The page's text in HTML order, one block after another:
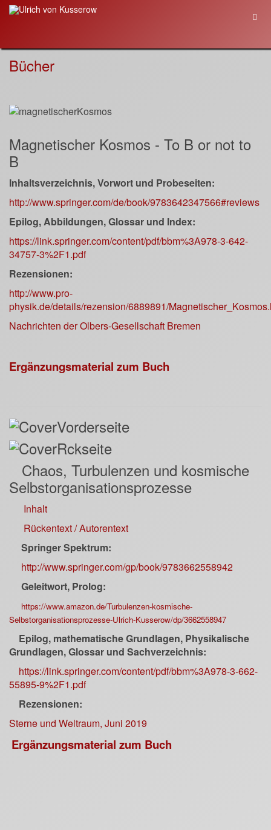
Bücher
Magnetischer Kosmos - To B or not to
B
Inhaltsverzeichnis, Vorwort und Probeseiten:
http://www.springer.com/de/book/9783642347566#reviews
Epilog, Abbildungen, Glossar und Index:
https://link.springer.com/content/pdf/bbm%3A978-3-642-
34757-3%2F1.pdf
Rezensionen:
http://www.pro-
physik.de/details/rezension/6889891/
Nachrichten der Olbers-Gesellschaft Bremen
Ergänzungsmaterial zum Buch
Chaos, Turbulenzen und kosmische
Selbstorganisationsprozesse
Inhalt
Rückentext / Autorentext
Springer Spektrum:
http://www.springer.com/gp/book/9783662558942
Geleitwort, Prolog:
https://www.amazon.de/Turbulenzen-kosmische-
Selbstorganisationsprozesse-Ulrich-Kusserow/dp/3662558947
Epilog, mathematische Grundlagen, Physikalische
Grundlagen, Glossar und Sachverzeichnis:
https://link.springer.com/content/pdf/bbm%3A978-3-662-
55895-9%2F1.pdf
Rezensionen:
Sterne und Weltraum, Juni 2019
Ergänzungsmaterial zum Buch